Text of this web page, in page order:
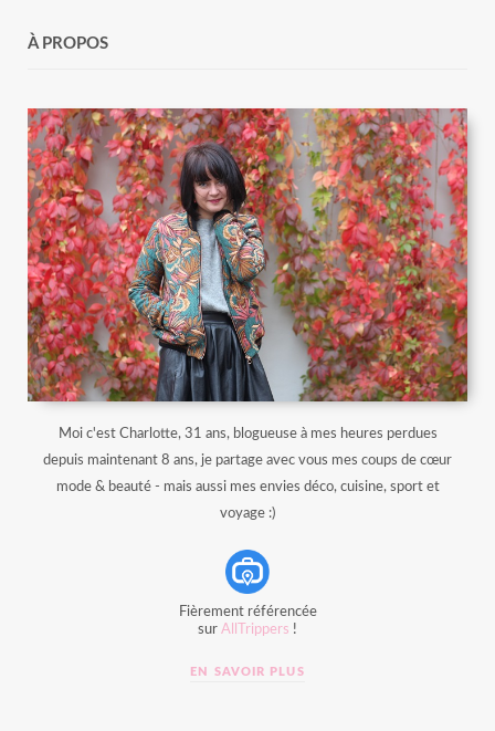
À PROPOS
Moi c'est Charlotte, 31 ans, blogueuse à mes heures perdues
depuis maintenant 8 ans, je partage avec vous mes coups de cœur
mode & beauté - mais aussi mes envies déco, cuisine, sport et
voyage :)
Fièrement référencée
sur AllTrippers !
EN SAVOIR PLUS